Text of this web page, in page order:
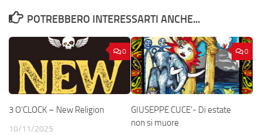
POTREBBERO INTERESSARTI ANCHE...
0
3 O’CLOCK – New Religion
10/11/2025
0
GIUSEPPE CUCE’- Di estate
non si muore